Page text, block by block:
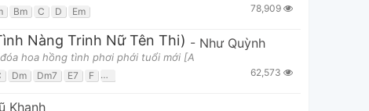
Bm C D Em 78,909
Nàng Trinh Nữ Tên Thi) - Như Quỳnh
hoa hồng tình phơi phới tuổi mới [A
Dm Dm7 E7 F G 62,573
Khanh